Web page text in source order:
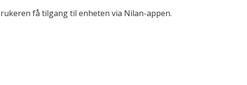
få tilgang til enheten via Nilan-appen.